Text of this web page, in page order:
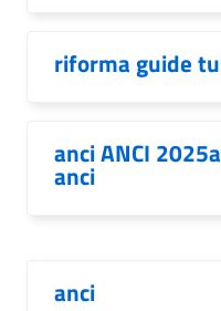
riforma guide
anci ANCI
anci
anci